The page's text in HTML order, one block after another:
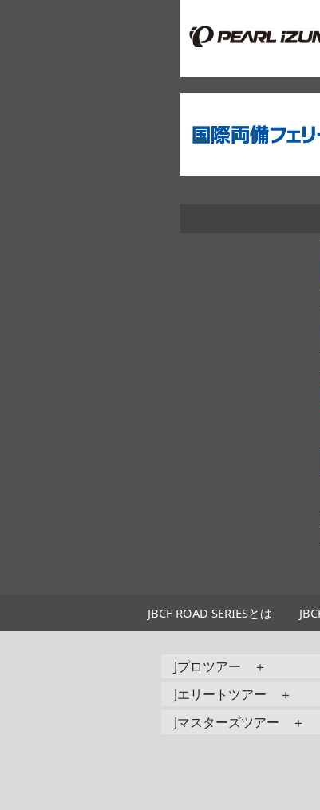
JBCF ROAD SERIESとは
Jプロツアー ＋
Jエリートツアー ＋
Jマスターズツアー ＋